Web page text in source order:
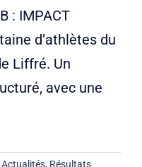
: IMPACT
d’athlètes du
Liffré. Un
avec une
Actualités, Résultats